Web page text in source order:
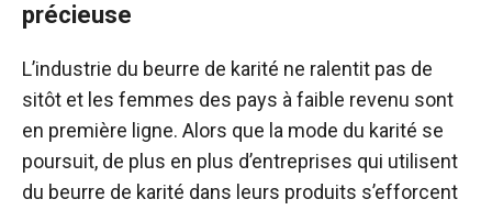
précieuse
L’industrie du beurre de karité ne ralentit pas de
sitôt et les femmes des pays à faible revenu sont
en première ligne. Alors que la mode du karité se
poursuit, de plus en plus d’entreprises qui utilisent
du beurre de karité dans leurs produits s’efforcent